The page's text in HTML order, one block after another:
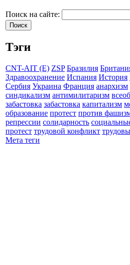
Поиск на сайте:
Тэги
CNT-AIT (E) ZSP Бразилия
Здравоохранение Испания История
Сербия Украина Франция анархизм
синдикализм антимилитаризм
забастовка забастовка капитализм
образование протест против
репрессии солидарность
протест трудовой конфликт
Мета теги